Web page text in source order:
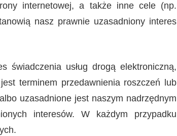
internetowej, a także inne cele (np.
nasz prawnie uzasadniony interes
świadczenia usług drogą elektroniczną,
terminem przedawnienia roszczeń lub
uzasadnione jest naszym nadrzędnym
interesów. W każdym przypadku